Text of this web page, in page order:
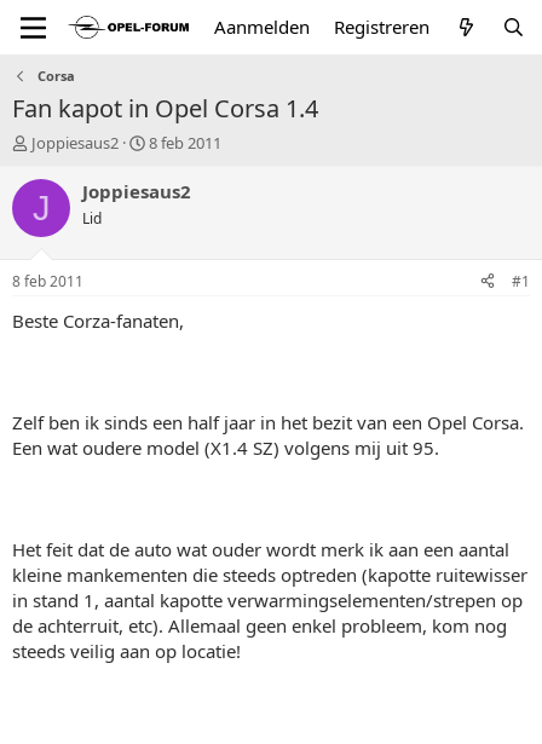
Aanmelden Registreren
Corsa
Fan kapot in Opel Corsa 1.4
T
p
a
r
Joppiesaus2
S
a
u
8 feb 2011
J Joppiesaus2
Lid
8 feb 2011 #1
Beste Corza-fanaten,
Zelf ben ik sinds een half jaar in het bezit van een Opel Corsa.
Een wat oudere model (X1.4 SZ) volgens mij uit 95.
Het feit dat de auto wat ouder wordt merk ik aan een aantal
kleine mankementen die steeds optreden (kapotte ruitewisser
in stand 1, aantal kapotte verwarmingselementen/strepen op
de achterruit, etc). Allemaal geen enkel probleem, kom nog
steeds veilig aan op locatie!